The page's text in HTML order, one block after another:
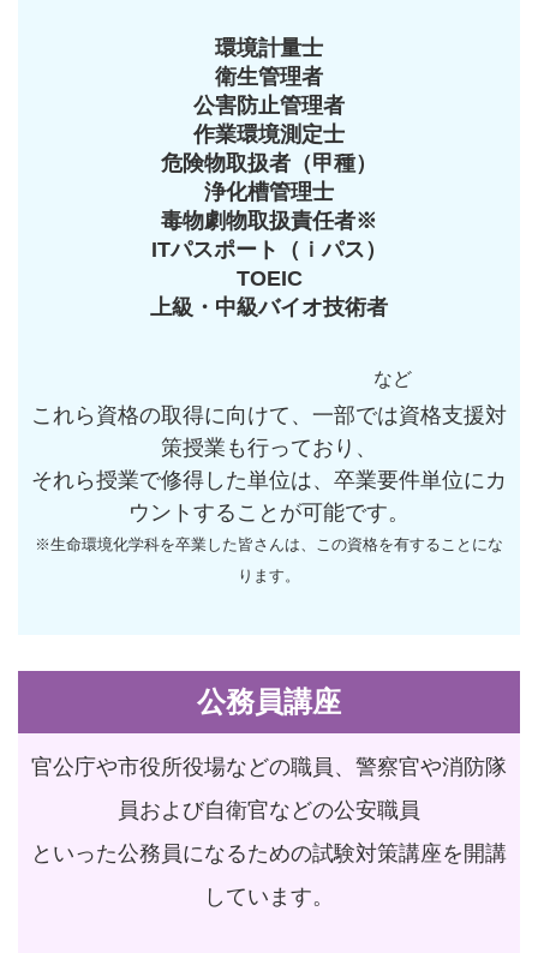
環境計量士
衛生管理者
公害防止管理者
作業環境測定士
危険物取扱者（甲種）
浄化槽管理士
毒物劇物取扱責任者※
ITパスポート（ｉパス）
TOEIC
上級・中級バイオ技術者
など
これら資格の取得に向けて、一部では資格支援対
策授業も行っており、
それら授業で修得した単位は、卒業要件単位にカ
ウントすることが可能です。
※生命環境化学科を卒業した皆さんは、この資格を有することにな
ります。
公務員講座
官公庁や市役所役場などの職員、警察官や消防隊
員および自衛官などの公安職員
といった公務員になるための試験対策講座を開講
しています。